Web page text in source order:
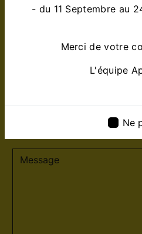
- du 11 Septembre au
Merci de votre
L'équipe
Ne